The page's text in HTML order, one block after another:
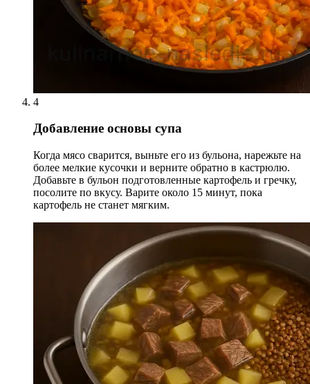
4
Добавление основы супа
Когда мясо сварится, выньте его из бульона, нарежьте на
более мелкие кусочки и верните обратно в кастрюлю.
Добавьте в бульон подготовленные картофель и гречку,
посолите по вкусу. Варите около 15 минут, пока
картофель не станет мягким.